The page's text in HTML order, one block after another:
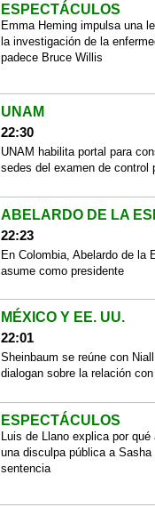
ESPECTÁCULOS
Emma Heming impulsa una
la investigación de la
padece Bruce Willis
UNAM
22:30
UNAM habilita portal para
sedes del examen de control
ABELARDO DE LA
22:23
En Colombia, Abelardo de la
asume como presidente
MÉXICO Y EE. UU.
22:01
Sheinbaum se reúne con
dialogan sobre la relación
ESPECTÁCULOS
Luis de Llano explica por
una disculpa pública a
sentencia